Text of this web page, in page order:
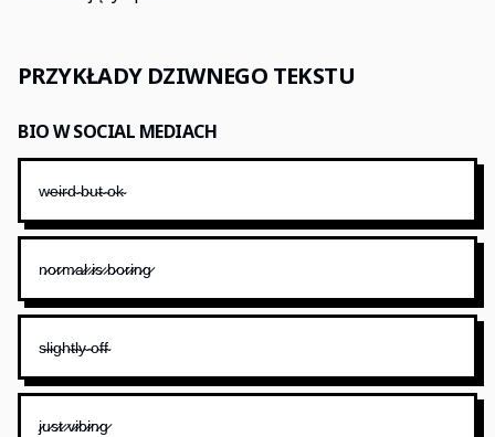
PRZYKŁADY DZIWNEGO TEKSTU
BIO W SOCIAL MEDIACH
w̴e̴i̴r̴d̴ ̴b̴u̴t̴ ̴o̴k̴
n̷o̷r̷m̷a̷l̷ ̷i̷s̷ ̷b̷o̷r̷i̷n̷g̷
s̴l̴i̴g̴h̴t̴l̴y̴ ̴o̴f̴f̴
j̷u̷s̷t̷ ̷v̷i̷b̷i̷n̷g̷